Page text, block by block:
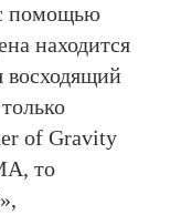
помощью
находится
of Gravity
то